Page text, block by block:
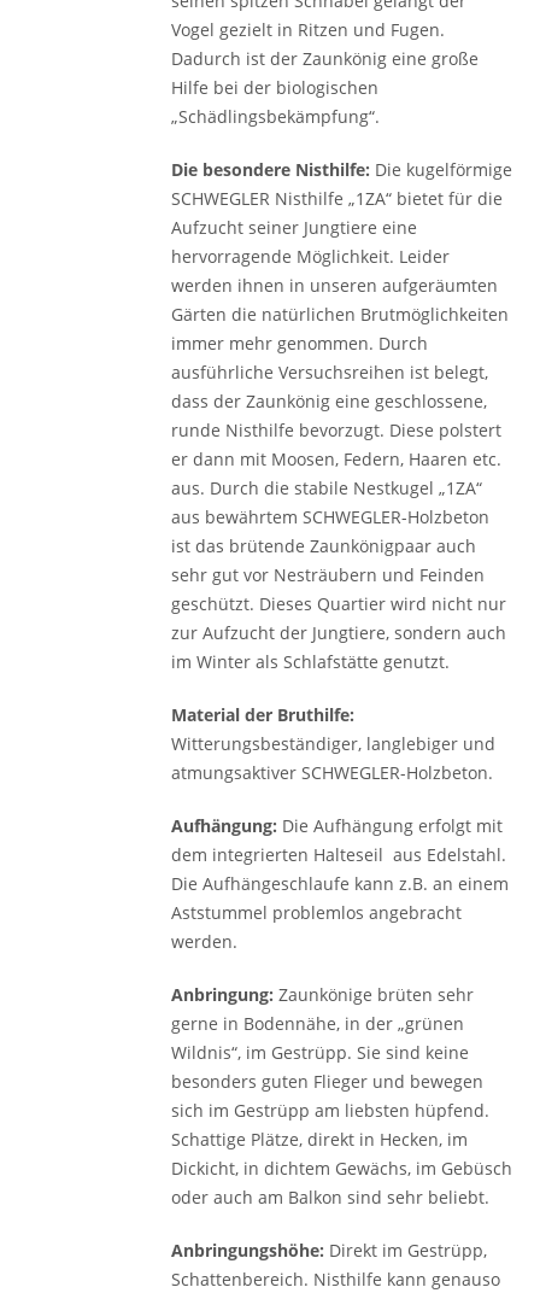
Vogel gezielt in Ritzen und Fugen.
Dadurch ist der Zaunkönig eine große
Hilfe bei der biologischen
„Schädlingsbekämpfung“.
Die besondere Nisthilfe: Die kugelförmige
SCHWEGLER Nisthilfe „1ZA“ bietet für die
Aufzucht seiner Jungtiere eine
hervorragende Möglichkeit. Leider
werden ihnen in unseren aufgeräumten
Gärten die natürlichen Brutmöglichkeiten
immer mehr genommen. Durch
ausführliche Versuchsreihen ist belegt,
dass der Zaunkönig eine geschlossene,
runde Nisthilfe bevorzugt. Diese polstert
er dann mit Moosen, Federn, Haaren etc.
aus. Durch die stabile Nestkugel „1ZA“
aus bewährtem SCHWEGLER-Holzbeton
ist das brütende Zaunkönigpaar auch
sehr gut vor Nesträubern und Feinden
geschützt. Dieses Quartier wird nicht nur
zur Aufzucht der Jungtiere, sondern auch
im Winter als Schlafstätte genutzt.
Material der Bruthilfe:
Witterungsbeständiger, langlebiger und
atmungsaktiver SCHWEGLER-Holzbeton.
Aufhängung: Die Aufhängung erfolgt mit
dem integrierten Halteseil ­ aus Edelstahl.
Die Aufhängeschlaufe kann z.B. an einem
Ast­stummel problemlos angebracht
werden.
Anbringung: Zaunkönige brüten sehr
gerne in Bodennähe, in der „grünen
Wildnis“, im Gestrüpp. Sie sind keine
besonders guten Flieger und bewegen
sich im Gestrüpp am liebsten hüpfend.
Schattige Plätze, direkt in Hecken, im
Dickicht, in dichtem Gewächs, im Gebüsch
oder auch am Balkon sind sehr beliebt.
Anbringungshöhe: Direkt im Gestrüpp,
Schattenbereich. Nisthilfe kann genauso